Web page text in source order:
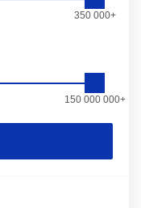
350 000+
150 000 000+